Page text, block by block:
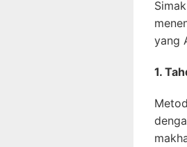
yang
1.